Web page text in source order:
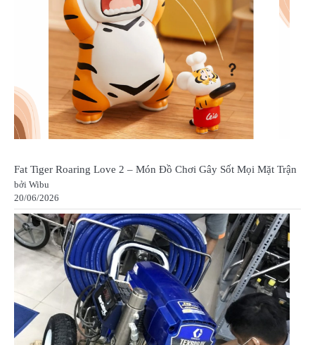
Fat Tiger Roaring Love 2 – Món Đồ Chơi Gây Sốt Mọi Mặt Trận
bởi Wibu
20/06/2026